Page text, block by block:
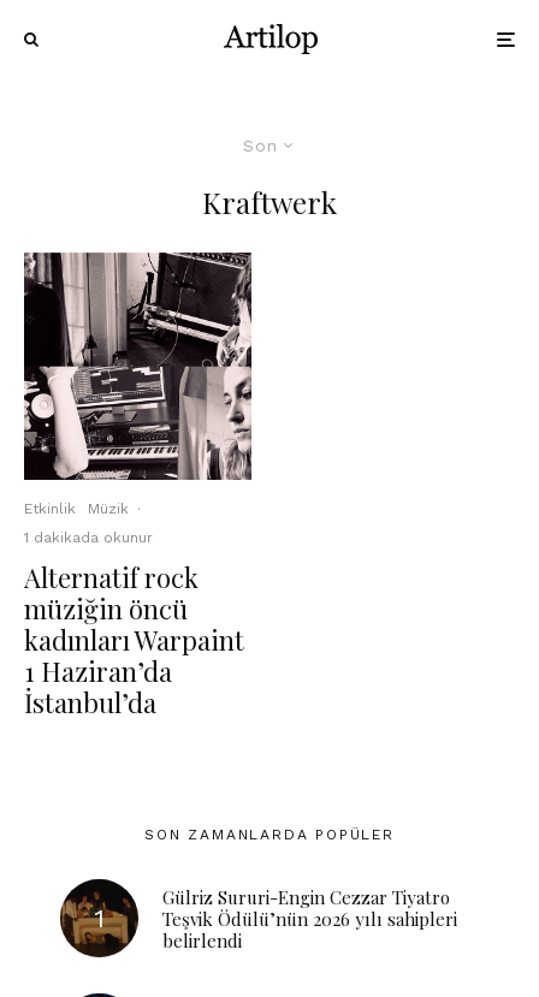
Son
Kraftwerk
Etkinlik Müzik
·
1 dakikada okunur
Alternatif rock
müziğin öncü
kadınları Warpaint
1 Haziran’da
İstanbul’da
SON ZAMANLARDA POPÜLER
Gülriz Sururi-Engin Cezzar Tiyatro
Teşvik Ödülü’nün 2026 yılı sahipleri
belirlendi